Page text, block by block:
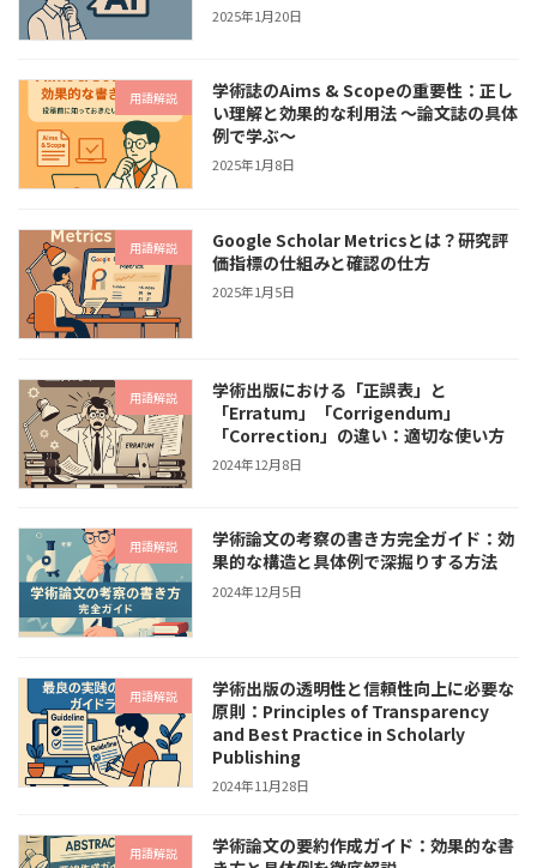
2025年1月20日
用語解説
学術誌のAims & Scopeの重要性：正し
い理解と効果的な利用法 〜論文誌の具体
例で学ぶ〜
2025年1月8日
用語解説
Google Scholar Metricsとは？研究評
価指標の仕組みと確認の仕方
2025年1月5日
用語解説
学術出版における「正誤表」と
「Erratum」「Corrigendum」
「Correction」の違い：適切な使い方
2024年12月8日
用語解説
学術論文の考察の書き方完全ガイド：効
果的な構造と具体例で深掘りする方法
2024年12月5日
用語解説
学術出版の透明性と信頼性向上に必要な
原則：Principles of Transparency
and Best Practice in Scholarly
Publishing
2024年11月28日
用語解説
学術論文の要約作成ガイド：効果的な書